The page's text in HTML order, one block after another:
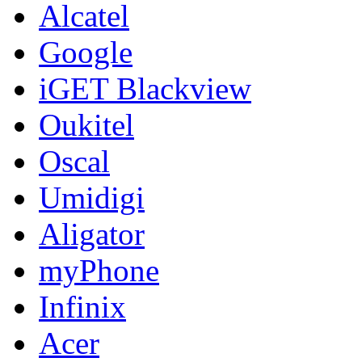
Alcatel
Google
iGET Blackview
Oukitel
Oscal
Umidigi
Aligator
myPhone
Infinix
Acer